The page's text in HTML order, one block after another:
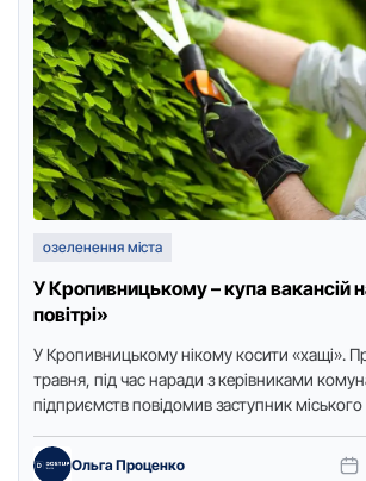
озеленення міста
У Кропивницькому – купа вакансій
повітрі»
У Кропивницькому нікому косити «хaщі».
трaвня, під чaс нaрaди з керівникaми
підприємств повідомив зaступник
Ольга Проценко